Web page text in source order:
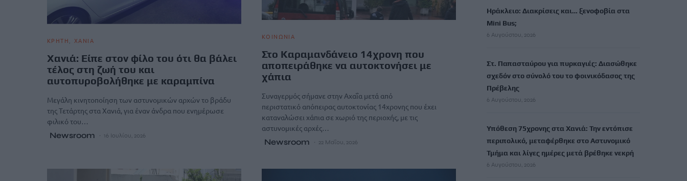
ΚΡΗΤΗ ΧΑΝΙΑ
Χανιά: Είπε στον φίλο του ότι θα βάλει
τέλος στη ζωή του και
αυτοπυροβολήθηκε με καραμπίνα
Μεγάλη κινητοποίηση των αστυνομικών αρχών το βράδυ
της Τετάρτης στα Χανιά, για έναν άνδρα που ενημέρωσε
φιλικό του…
Newsroom 16 Ιουλίου, 2026
ΚΟΙΝΩΝΙΑ
Στο Καραμανδάνειο 14χρονη που
αποπειράθηκε να αυτοκτονήσει με
χάπια
Συναγερμός σήμανε στην Αχαΐα μετά από
περιστατικό απόπειρας αυτοκτονίας 14χρονης που έχει
καταναλώσει χάπια σε χωριό της περιοχής, με τις
αστυνομικές αρχές…
Newsroom 22 Μαΐου, 2026
Ηράκλειο: Διακρίσεις και… ξενοφοβία στα
Mini Bus;
6 Αυγούστου, 2026
Στ. Παπασταύρου για πυρκαγιές: Διασώθηκε
σχεδόν στο σύνολό του το φοινικόδασος της
Πρέβελης
6 Αυγούστου, 2026
Υπόθεση 75χρονης στα Χανιά: Την εντόπισε
περιπολικό, μεταφέρθηκε στο Αστυνομικό
Τμήμα και λίγες ημέρες μετά βρέθηκε νεκρή
6 Αυγούστου, 2026